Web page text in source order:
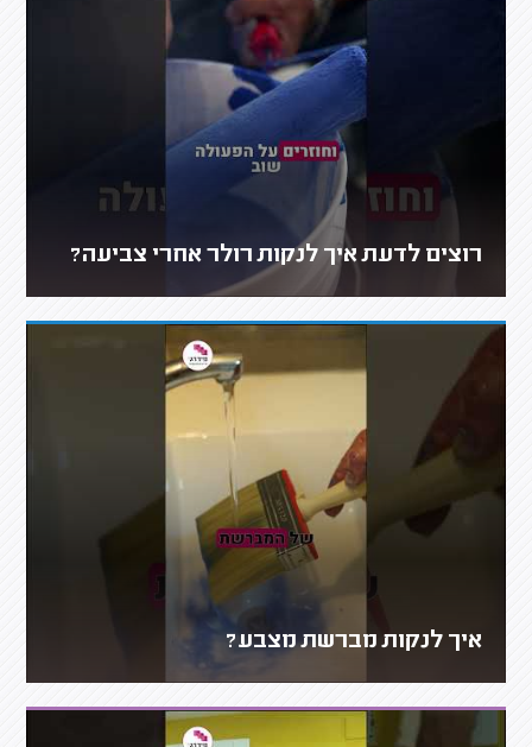
רוצים לדעת איך לנקות רולר אחרי צביעה?
איך לנקות מברשת מצבע?